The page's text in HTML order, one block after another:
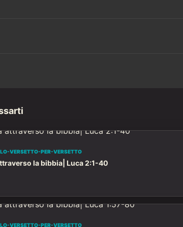
VERSETTO-PER-VERSETTO
la bibbia| Luca 2:1-40
VERSETTO-PER-VERSETTO